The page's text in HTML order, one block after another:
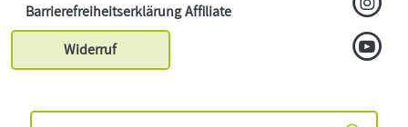
BarrierefreiheitserklärungAffiliate
Widerruf